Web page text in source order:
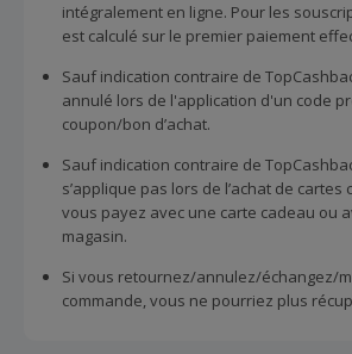
intégralement en ligne. Pour les
est calculé sur le premier paiement
Sauf indication contraire de
annulé lors de l'application d'un code
coupon/bon d’achat.
Sauf indication contraire de
s’applique pas lors de l’achat de
vous payez avec une carte cadeau ou
magasin.
Si vous retournez/annulez/échangez/
commande, vous ne pourriez plus